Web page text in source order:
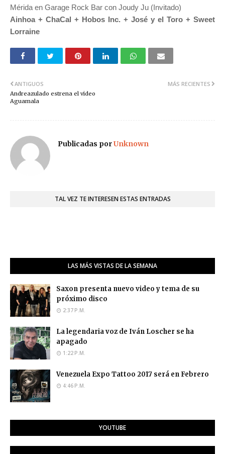
Mérida ​en Garage Rock Bar con Joudy Ju​ (Invitado)
Ainhoa + ChaCal + Hobos Inc. + José y el Toro + Sweet
Lorraine
MÁS RECIENTES
ANTIGUOS
Andreazulado estrena el video
Aguamala
Publicadas porUnknown
TAL VEZ TE INTERESEN ESTAS ENTRADAS
LAS MÁS VISTAS DE LA SEMANA
Saxon presenta nuevo video y tema de su
próximo disco
2:37 P.M.
La legendaria voz de Iván Loscher se ha
apagado
1:22 P.M.
Venezuela Expo Tattoo 2017 será en Febrero
4:46 P.M.
YOUTUBE